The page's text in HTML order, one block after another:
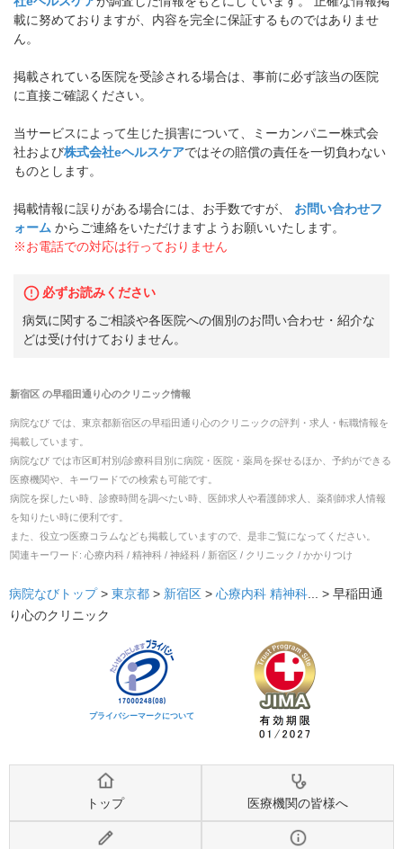
載に努めておりますが、内容を完全に保証するものではありませ
ん。
掲載されている医院を受診される場合は、事前に必ず該当の医院
に直接ご確認ください。
当サービスによって生じた損害について、ミーカンパニー株式会
社および株式会社eヘルスケアではその賠償の責任を一切負わない
ものとします。
掲載情報に誤りがある場合には、お手数ですが、
お問い合わせフ
ォーム からご連絡をいただけますようお願いいたします。
※お電話での対応は行っておりません
必ずお読みください
病気に関するご相談や各医院への個別のお問い合わせ・紹介な
どは受け付けておりません。
新宿区 の早稲田通り心のクリニック情報
病院なび では、 東京都新宿区の早稲田通り心のクリニックの評判・求人・転職情報を
掲載しています。
病院なび では市区町村別/診療科目別に病院・医院・薬局を探せるほか、予約ができる
医療機関や、キーワードでの検索も可能です。
病院を探したい時、診療時間を調べたい時、医師求人や看護師求人、薬剤師求人情報
を知りたい時に便利です。
また、役立つ医療コラムなども掲載していますので、是非ご覧になってください。
関連キーワード: 心療内科 / 精神科 / 神経科 / 新宿区 / クリニック / かかりつけ
病院なびトップ > 東京都 > 新宿区 > 心療内科 精神科 ... > 早稲田通
り心のクリニック
プライバシーマークについて
トップ 医療機関の皆様へ